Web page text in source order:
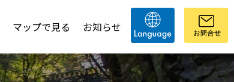
マップで見る お知らせ